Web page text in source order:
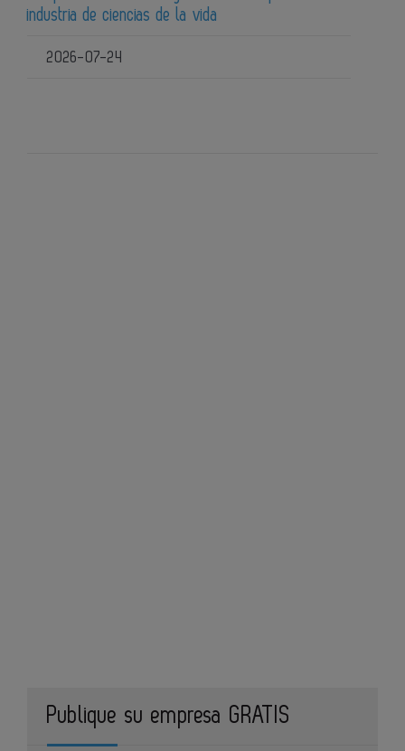
industria de ciencias de la vida
2026-07-24
Publique su empresa GRATIS